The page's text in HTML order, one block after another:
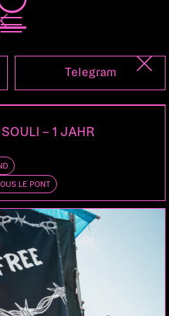
NO NATIONS
Telegram
– 1 JAHR
LE PONT